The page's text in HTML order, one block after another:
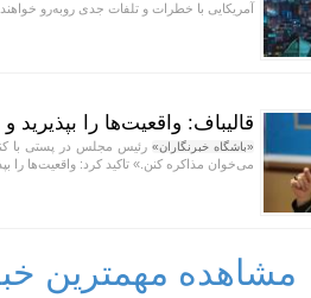
آمریکایی با خطرات و تلفات جدی رو‌به‌رو
قالیباف: واقعیت‌ها را بپذیرید
«باشگاه خبرنگاران» رئیس مجلس در پستی با
می‌خوان مذاکره کنن.» تاکید کرد: واقعیت‌ها را
مشاهده مهمترین